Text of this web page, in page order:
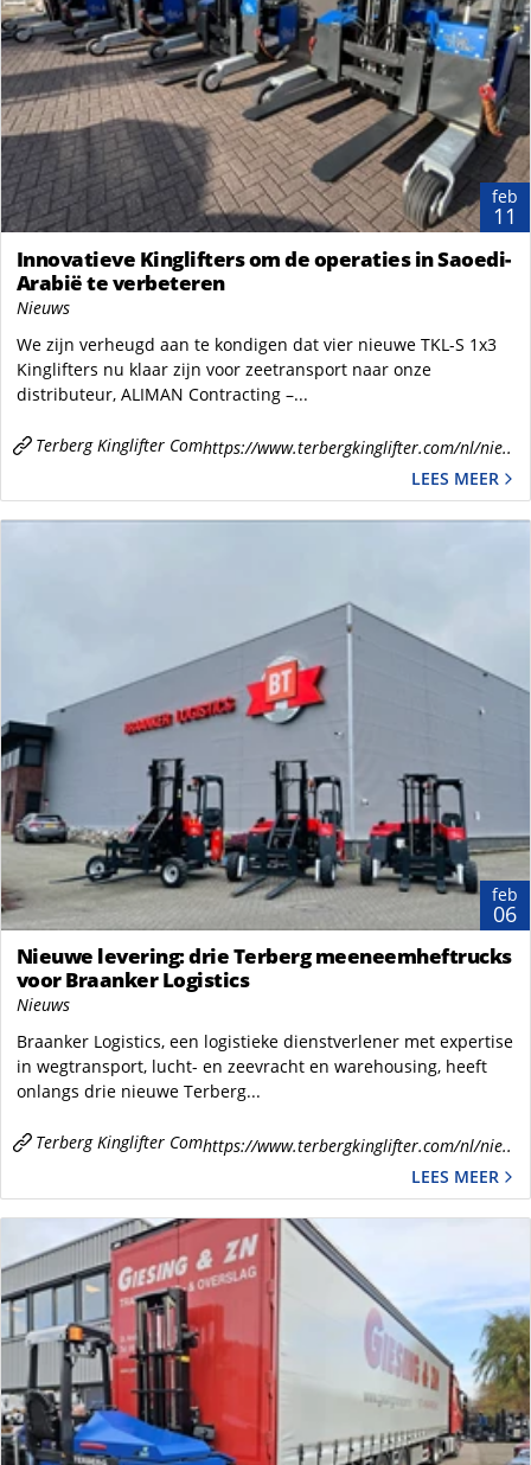
feb
11
Innovatieve Kinglifters om de operaties in Saoedi-
Arabië te verbeteren
Nieuws
We zijn verheugd aan te kondigen dat vier nieuwe TKL-S 1x3
Kinglifters nu klaar zijn voor zeetransport naar onze
distributeur, ALIMAN Contracting –...
Terberg Kinglifter Comhttps://www.terbergkinglifter.com/nl/nie..
LEES MEER
feb
06
Nieuwe levering: drie Terberg meeneemheftrucks
voor Braanker Logistics
Nieuws
Braanker Logistics, een logistieke dienstverlener met expertise
in wegtransport, lucht- en zeevracht en warehousing, heeft
onlangs drie nieuwe Terberg...
Terberg Kinglifter Comhttps://www.terbergkinglifter.com/nl/nie..
LEES MEER